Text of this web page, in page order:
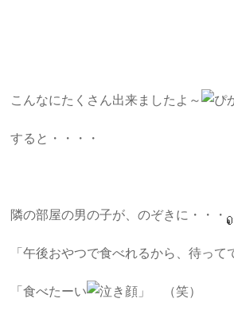
こんなにたくさん出来ましたよ～
すると・・・・
隣の部屋の男の子が、のぞきに・・・
「午後おやつで食べれるから、待って
「食べたーい 」 （笑）